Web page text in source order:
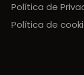
Política de
Política de